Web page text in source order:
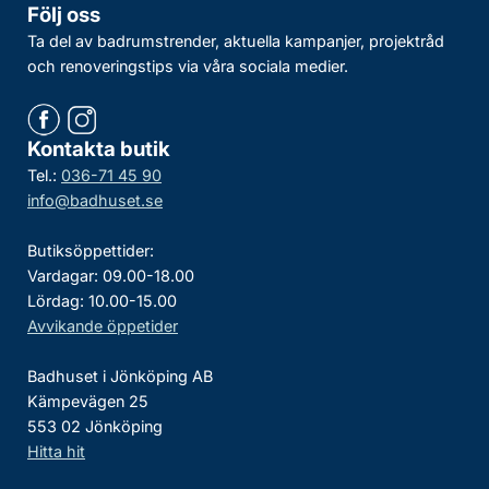
Följ oss
Ta del av badrumstrender, aktuella kampanjer, projektråd
och renoveringstips via våra sociala medier.
Kontakta butik
Tel.: 036-71 45 90
info@badhuset.se
Butiksöppettider:
Vardagar: 09.00-18.00
Lördag: 10.00-15.00
Avvikande öppetider
Badhuset i Jönköping AB
Kämpevägen 25
553 02 Jönköping
Hitta hit